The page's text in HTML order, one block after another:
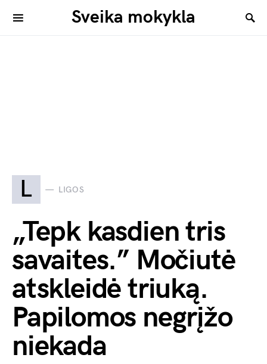
Sveika mokykla
L LIGOS
„Tepk kasdien tris
savaites.” Močiutė
atskleidė triuką.
Papilomos negrįžo
niekada